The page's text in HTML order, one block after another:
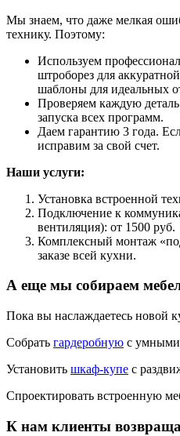
Мы знаем, что даже мелкая
технику. Поэтому:
Используем
штроборез для
шаблоны для идеальных
Проверяем каждую
запуска всех программ.
Даем гарантию 3 года.
исправим за свой счет.
Наши услуги:
Установка встроенной
Подключение к
вентиляция): от 1500 руб.
Комплексный монтаж
заказе всей кухни.
А еще мы собираем
Пока вы наслаждаетесь новой
Собрать гардеробную с умными
Установить шкаф-купе с
Спроектировать встроенную
К нам клиенты